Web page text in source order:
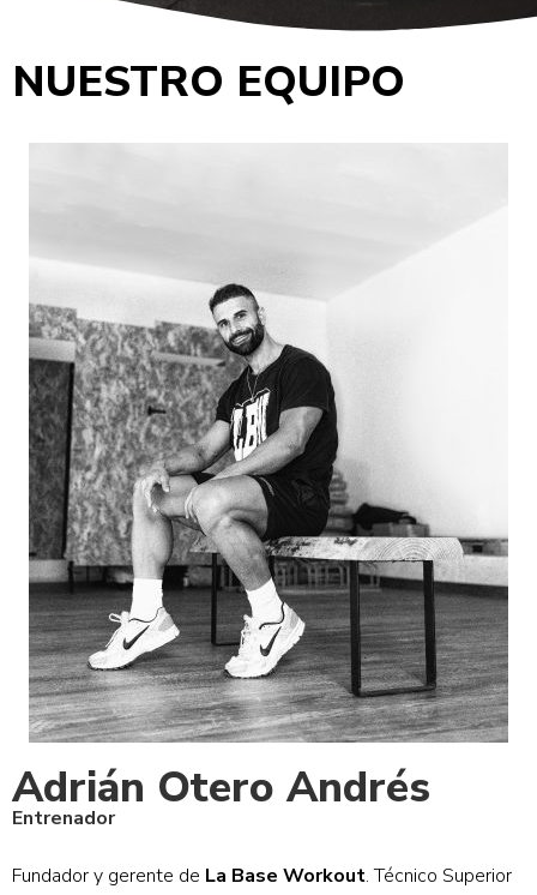
NUESTRO EQUIPO
Adrián Otero Andrés
Entrenador
Fundador y gerente de La Base Workout. Técnico Superior